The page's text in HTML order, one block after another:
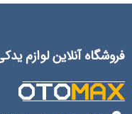
فروشگاه آنلاین لوازم